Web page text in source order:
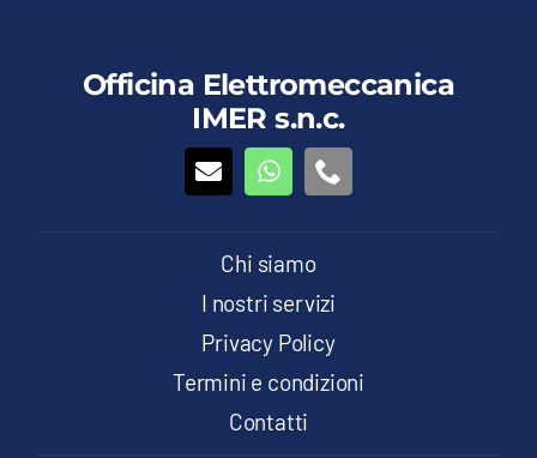
Officina Elettromeccanica
IMER s.n.c.
Chi siamo
I nostri servizi
Privacy Policy
Termini e condizioni
Contatti